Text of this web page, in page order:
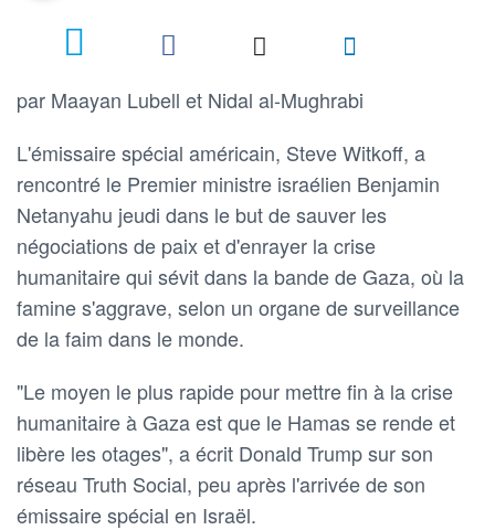
par Maayan Lubell et Nidal al-Mughrabi
L'émissaire spécial américain, Steve Witkoff, a
rencontré le Premier ministre israélien Benjamin
Netanyahu jeudi dans le but de sauver les
négociations de paix et d'enrayer la crise
humanitaire qui sévit dans la bande de Gaza, où la
famine s'aggrave, selon un organe de surveillance
de la faim dans le monde.
"Le moyen le plus rapide pour mettre fin à la crise
humanitaire à Gaza est que le Hamas se rende et
libère les otages", a écrit Donald Trump sur son
réseau Truth Social, peu après l'arrivée de son
émissaire spécial en Israël.